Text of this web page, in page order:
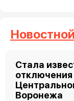
Стала
отключения
Воронежа